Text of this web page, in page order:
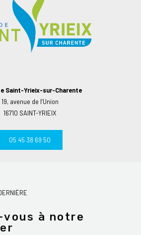
Saint-Yrieix-sur-Charente
19, avenue de l’Union
16710 SAINT-YRIEIX
05 45 38 69 50
vous à notre